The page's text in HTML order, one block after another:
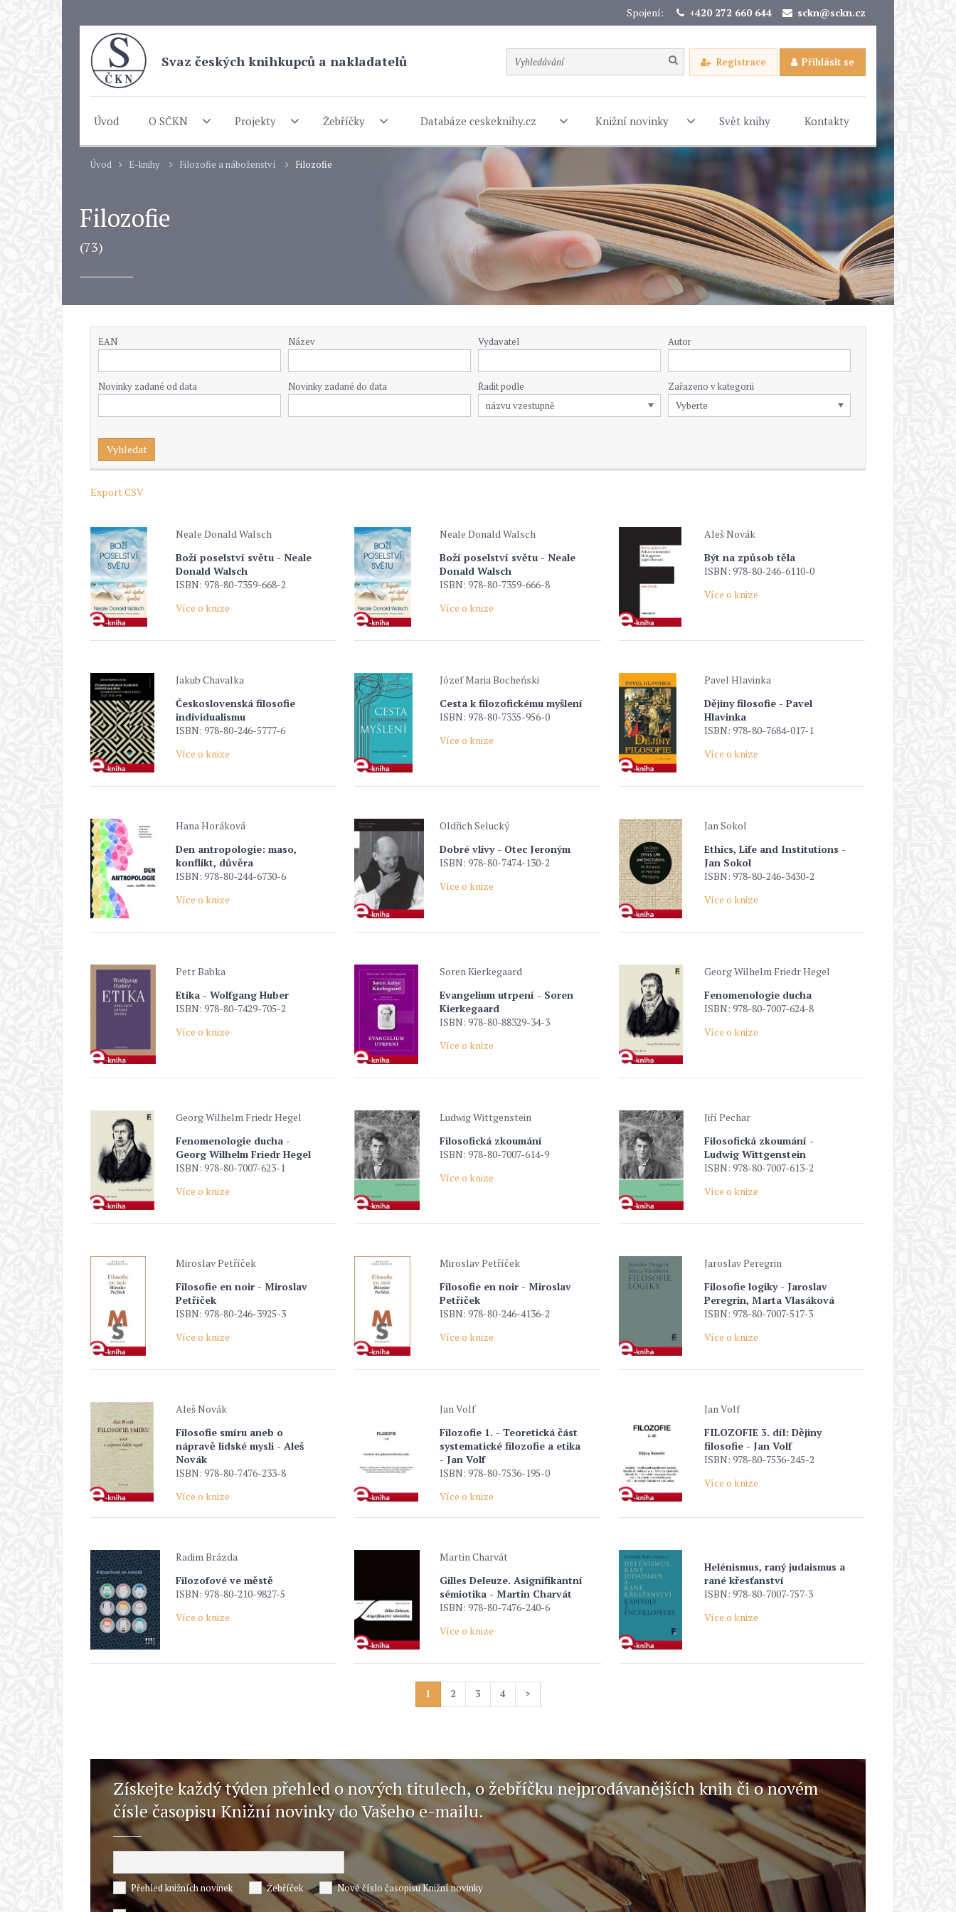
Spojení: +420 272 660 644 sckn@sckn.cz
Svaz českých knihkupců a nakladatelů Registrace Přihlásit se
Úvod O SČKN Projekty Žebříčky Databáze ceskeknihy.cz Knižní novinky Svět knihy Kontakty
Úvod E-knihy Filozofie a náboženství Filozofie
Filozofie
(73)
EAN Název Vydavatel Autor
Novinky zadané od data Novinky zadané do data Řadit podle Zařazeno v kategorii
Export CSV
Neale Donald Walsch
Boží poselství světu - Neale
Donald Walsch
ISBN: 978-80-7359-668-2
Více o knize
Neale Donald Walsch
Boží poselství světu - Neale
Donald Walsch
ISBN: 978-80-7359-666-8
Více o knize
Aleš Novák
Být na způsob těla
ISBN: 978-80-246-6110-0
Více o knize
Jakub Chavalka
Československá filosofie
individualismu
ISBN: 978-80-246-5777-6
Více o knize
Józef Maria Bocheński
Cesta k filozofickému myšlení
ISBN: 978-80-7335-956-0
Více o knize
Pavel Hlavinka
Dějiny filosofie - Pavel
Hlavinka
ISBN: 978-80-7684-017-1
Více o knize
Hana Horáková
Den antropologie: maso,
konflikt, důvěra
ISBN: 978-80-244-6730-6
Více o knize
Oldřich Selucký
Dobré vlivy - Otec Jeroným
ISBN: 978-80-7474-130-2
Více o knize
Jan Sokol
Ethics, Life and Institutions -
Jan Sokol
ISBN: 978-80-246-3430-2
Více o knize
Petr Babka
Etika - Wolfgang Huber
ISBN: 978-80-7429-705-2
Více o knize
Soren Kierkegaard
Evangelium utrpení - Soren
Kierkegaard
ISBN: 978-80-88329-34-3
Více o knize
Georg Wilhelm Friedr Hegel
Fenomenologie ducha
ISBN: 978-80-7007-624-8
Více o knize
Georg Wilhelm Friedr Hegel
Fenomenologie ducha -
Georg Wilhelm Friedr Hegel
ISBN: 978-80-7007-623-1
Více o knize
Ludwig Wittgenstein
Filosofická zkoumání
ISBN: 978-80-7007-614-9
Více o knize
Jiří Pechar
Filosofická zkoumání -
Ludwig Wittgenstein
ISBN: 978-80-7007-613-2
Více o knize
Miroslav Petříček
Filosofie en noir - Miroslav
Petříček
ISBN: 978-80-246-3925-3
Více o knize
Miroslav Petříček
Filosofie en noir - Miroslav
Petříček
ISBN: 978-80-246-4136-2
Více o knize
Jaroslav Peregrin
Filosofie logiky - Jaroslav
Peregrin, Marta Vlasáková
ISBN: 978-80-7007-517-3
Více o knize
Aleš Novák
Filosofie smíru aneb o
nápravě lidské mysli - Aleš
Novák
ISBN: 978-80-7476-233-8
Více o knize
Jan Volf
Filozofie 1. - Teoretická část
systematické filozofie a etika
- Jan Volf
ISBN: 978-80-7536-195-0
Více o knize
Jan Volf
FILOZOFIE 3. díl: Dějiny
filosofie - Jan Volf
ISBN: 978-80-7536-245-2
Více o knize
Radim Brázda
Filozofové ve městě
ISBN: 978-80-210-9827-5
Více o knize
Martin Charvát
Gilles Deleuze. Asignifikantní
sémiotika - Martin Charvát
ISBN: 978-80-7476-240-6
Více o knize
Helénismus, raný judaismus a
rané křesťanství
ISBN: 978-80-7007-757-3
Více o knize
1 2 3 4 >
Získejte každý týden přehled o nových titulech, o žebříčku nejprodávanějších knih či o novém
čísle časopisu Knižní novinky do Vašeho e-mailu.
Přehled knižních novinek Žebříček Nové číslo časopisu Knižní novinky